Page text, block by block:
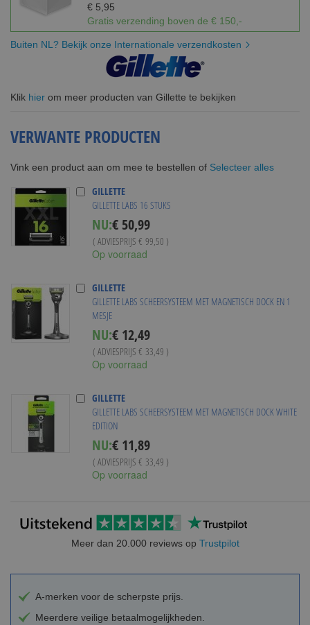
€ 5,95
Gratis verzending boven de € 150,-
Buiten NL? Bekijk onze Internationale verzendkosten
Klik hier om meer producten van Gillette te bekijken
VERWANTE PRODUCTEN
Vink een product aan om mee te bestellen of Selecteer alles
GILLETTE
GILLETTE LABS 16 STUKS
NU:Special
Price
€ 50,99
( ADVIESPRIJS € 99,50 )
Op voorraad
GILLETTE
GILLETTE LABS SCHEERSYSTEEM MET MAGNETISCH DOCK EN 1
MESJE
NU:Special
Price
€ 12,49
( ADVIESPRIJS € 33,49 )
Op voorraad
GILLETTE
GILLETTE LABS SCHEERSYSTEEM MET MAGNETISCH DOCK WHITE
EDITION
NU:Special
Price
€ 11,89
( ADVIESPRIJS € 33,49 )
Op voorraad
Meer dan 20.000 reviews op Trustpilot
A-merken voor de scherpste prijs.
Meerdere veilige betaalmogelijkheden.